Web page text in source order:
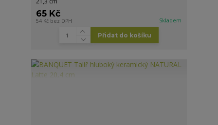
65 Kč
54 Kč bez DPH Skladem
Přidat do košíku